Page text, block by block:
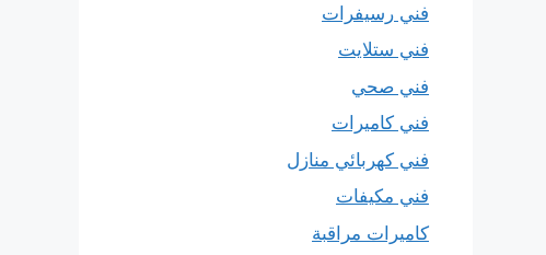
فني رسيفرات
فني ستلايت
فني صحي
فني كاميرات
فني كهربائي منازل
فني مكيفات
كاميرات مراقبة